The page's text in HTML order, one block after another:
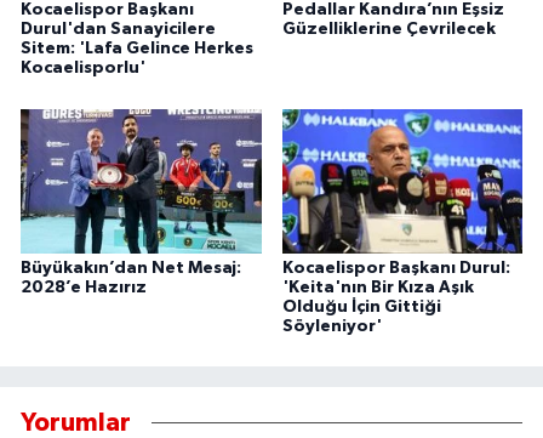
Kocaelispor Başkanı
Durul'dan Sanayicilere
Sitem: 'Lafa Gelince Herkes
Kocaelisporlu'
Pedallar Kandıra’nın Eşsiz
Güzelliklerine Çevrilecek
Büyükakın’dan Net Mesaj:
2028’e Hazırız
Kocaelispor Başkanı Durul:
'Keita'nın Bir Kıza Aşık
Olduğu İçin Gittiği
Söyleniyor'
Yorumlar